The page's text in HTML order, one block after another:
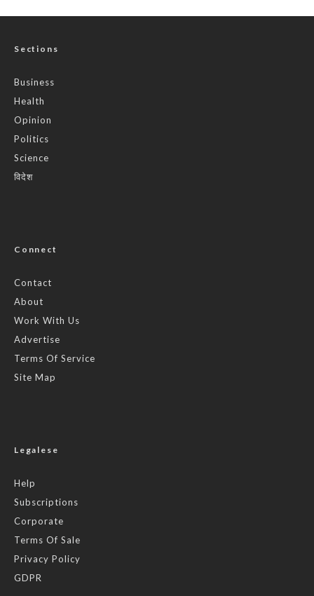
Sections
Business
Health
Opinion
Politics
Science
विदेश
Connect
Contact
About
Work With Us
Advertise
Terms Of Service
Site Map
Legalese
Help
Subscriptions
Corporate
Terms Of Sale
Privacy Policy
GDPR